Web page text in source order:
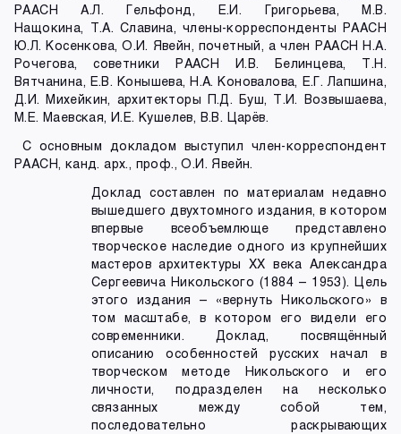
РААСН А.Л. Гельфонд, Е.И. Григорьева, М.В.
Нащокина, Т.А. Славина, члены-корреспонденты РААСН
Ю.Л. Косенкова, О.И. Явейн, почетный, а член РААСН Н.А.
Рочегова, советники РААСН И.В. Белинцева, Т.Н.
Вятчанина, Е.В. Конышева, Н.А. Коновалова, Е.Г. Лапшина,
Д.И. Михейкин, архитекторы П.Д. Буш, Т.И. Возвышаева,
М.Е. Маевская, И.Е. Кушелев, В.В. Царёв.
С основным докладом выступил член-корреспондент
РААСН, канд. арх., проф., О.И. Явейн.
Доклад составлен по материалам недавно
вышедшего двухтомного издания, в котором
впервые всеобъемлюще представлено
творческое наследие одного из крупнейших
мастеров архитектуры ХХ века Александра
Сергеевича Никольского (1884 – 1953). Цель
этого издания – «вернуть Никольского» в
том масштабе, в котором его видели его
современники. Доклад, посвящённый
описанию особенностей русских начал в
творческом методе Никольского и его
личности, подразделен на несколько
связанных между собой тем,
последовательно раскрывающих